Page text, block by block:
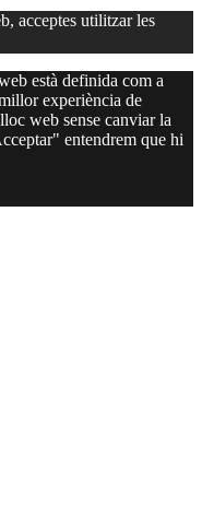
acceptes utilitzar les
està definida com a
experiència de
web sense canviar la
entendrem que hi